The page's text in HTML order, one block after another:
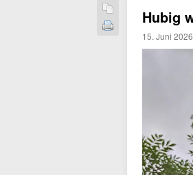
Hubig
15. Juni